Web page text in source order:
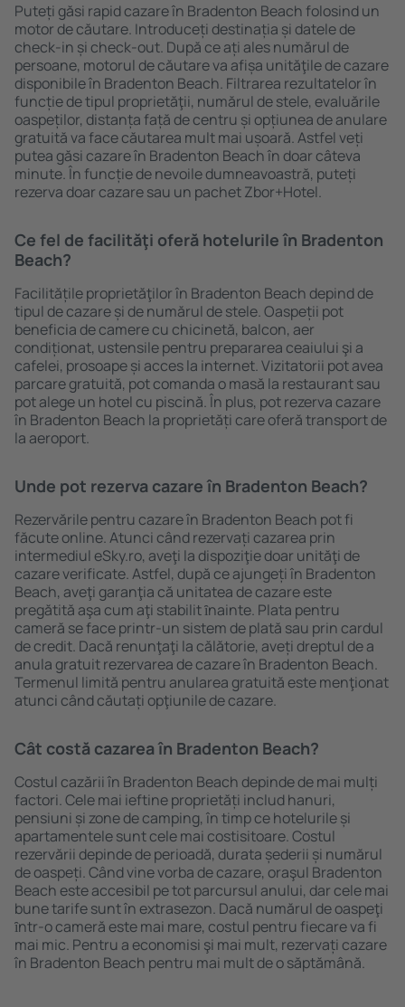
Puteți găsi rapid cazare în Bradenton Beach folosind un
motor de căutare. Introduceți destinația și datele de
check-in și check-out. După ce ați ales numărul de
persoane, motorul de căutare va afișa unităţile de cazare
disponibile în Bradenton Beach. Filtrarea rezultatelor în
funcție de tipul proprietăţii, numărul de stele, evaluările
oaspeților, distanța față de centru și opțiunea de anulare
gratuită va face căutarea mult mai ușoară. Astfel veți
putea găsi cazare în Bradenton Beach în doar câteva
minute. În funcție de nevoile dumneavoastră, puteți
rezerva doar cazare sau un pachet Zbor+Hotel.
Ce fel de facilităţi oferă hotelurile în Bradenton
Beach?
Facilitățile proprietăţilor în Bradenton Beach depind de
tipul de cazare și de numărul de stele. Oaspeții pot
beneficia de camere cu chicinetă, balcon, aer
condiționat, ustensile pentru prepararea ceaiului şi a
cafelei, prosoape și acces la internet. Vizitatorii pot avea
parcare gratuită, pot comanda o masă la restaurant sau
pot alege un hotel cu piscină. În plus, pot rezerva cazare
în Bradenton Beach la proprietăți care oferă transport de
la aeroport.
Unde pot rezerva cazare în Bradenton Beach?
Rezervările pentru cazare în Bradenton Beach pot fi
făcute online. Atunci când rezervați cazarea prin
intermediul eSky.ro, aveţi la dispoziţie doar unităţi de
cazare verificate. Astfel, după ce ajungeți în Bradenton
Beach, aveţi garanţia că unitatea de cazare este
pregătită aşa cum aţi stabilit ȋnainte. Plata pentru
cameră se face printr-un sistem de plată sau prin cardul
de credit. Dacă renunţaţi la călătorie, aveți dreptul de a
anula gratuit rezervarea de cazare în Bradenton Beach.
Termenul limită pentru anularea gratuită este menţionat
atunci când căutați opţiunile de cazare.
Cât costă cazarea în Bradenton Beach?
Costul cazării în Bradenton Beach depinde de mai mulți
factori. Cele mai ieftine proprietăți includ hanuri,
pensiuni și zone de camping, în timp ce hotelurile și
apartamentele sunt cele mai costisitoare. Costul
rezervării depinde de perioadă, durata șederii și numărul
de oaspeți. Când vine vorba de cazare, oraşul Bradenton
Beach este accesibil pe tot parcursul anului, dar cele mai
bune tarife sunt în extrasezon. Dacă numărul de oaspeţi
ȋntr-o cameră este mai mare, costul pentru fiecare va fi
mai mic. Pentru a economisi şi mai mult, rezervați cazare
în Bradenton Beach pentru mai mult de o săptămână.